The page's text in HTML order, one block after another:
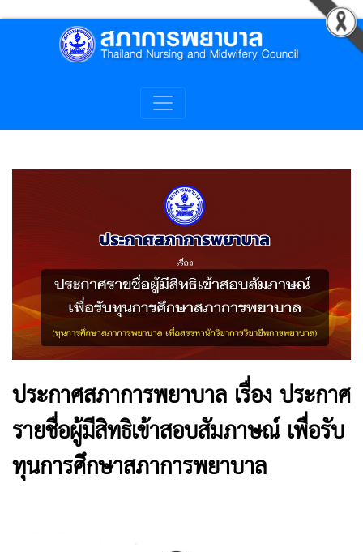
ประกาศสภาการพยาบาล เรื่อง ประกาศ
รายชื่อผู้มีสิทธิเข้าสอบสัมภาษณ์ เพื่อรับ
ทุนการศึกษาสภาการพยาบาล